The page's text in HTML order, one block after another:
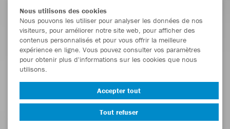
Nous utilisons des cookies
Nous pouvons les utiliser pour analyser les données de nos
visiteurs, pour améliorer notre site web, pour afficher des
contenus personnalisés et pour vous offrir la meilleure
expérience en ligne. Vous pouvez consulter vos paramètres
pour obtenir plus d'informations sur les cookies que nous
utilisons.
Accepter tout
Tout refuser